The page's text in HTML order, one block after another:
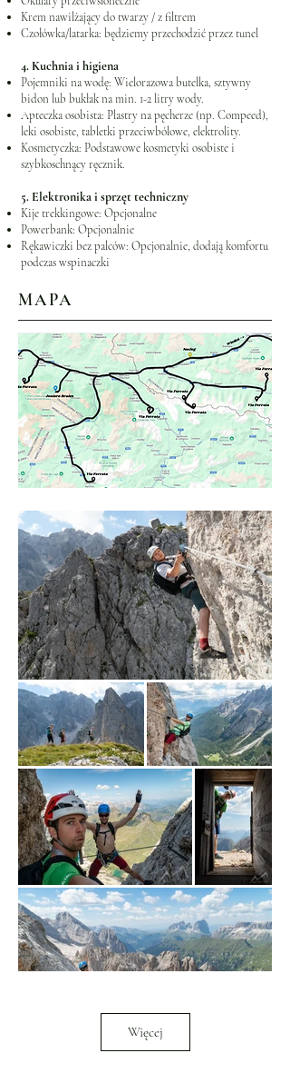
Krem nawilżający do twarzy / z filtrem
Czołówka/latarka: będziemy przechodzić przez tunel
4. Kuchnia i higiena
Pojemniki na wodę: Wielorazowa butelka, sztywny
bidon lub bukłak na min. 1-2 litry wody.
Apteczka osobista: Plastry na pęcherze (np. Compeed),
leki osobiste, tabletki przeciwbólowe, elektrolity.
Kosmetyczka: Podstawowe kosmetyki osobiste i
szybkoschnący ręcznik.
5. Elektronika i sprzęt techniczny
Kije trekkingowe: Opcjonalne
Powerbank: Opcjonalnie
Rękawiczki bez palców: Opcjonalnie, dodają komfortu
podczas wspinaczki
MAPA
Więcej